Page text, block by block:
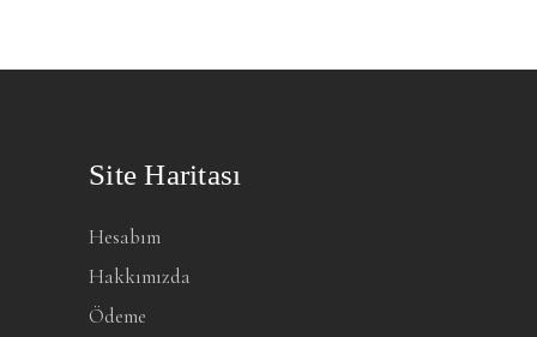
Site Haritası
Hesabım
Hakkımızda
Ödeme